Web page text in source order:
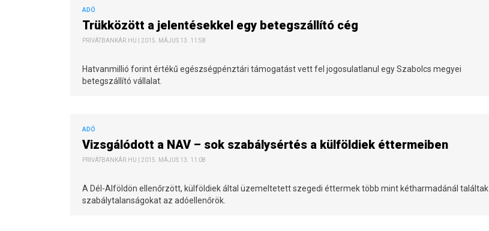
ADÓ
Trükközött a jelentésekkel egy betegszállító cég
PRIVÁTBANKÁR.HU | 2015. MÁJUS 13. 11:58
Hatvanmillió forint értékű egészségpénztári támogatást vett fel jogosulatlanul egy Szabolcs megyei
betegszállító vállalat.
ADÓ
Vizsgálódott a NAV – sok szabálysértés a külföldiek éttermeiben
PRIVÁTBANKÁR.HU | 2015. MÁJUS 13. 11:08
A Dél-Alföldön ellenőrzött, külföldiek által üzemeltetett szegedi éttermek több mint kétharmadánál találtak
szabálytalanságokat az adóellenőrök.